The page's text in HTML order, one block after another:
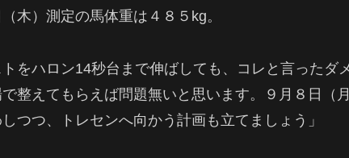
木）測定の馬体重は４８５kg。
をハロン14秒台まで伸ばしても、コレと言ったダ
整えてもらえば問題無いと思います。９月８日（
つつ、トレセンへ向かう計画も立てましょう」